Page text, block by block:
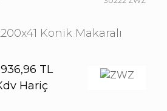
Konik Makaralı
TL
Hariç